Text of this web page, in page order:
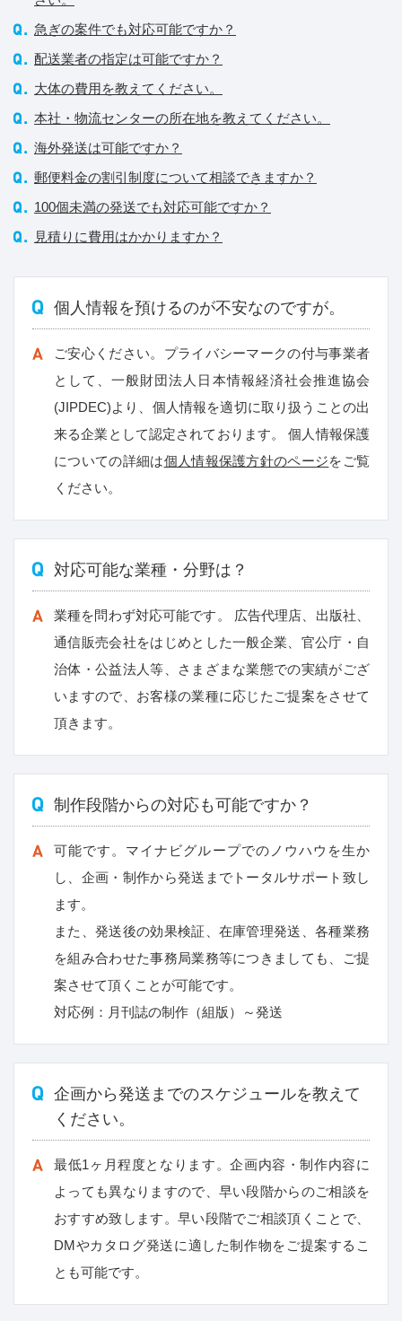
急ぎの案件でも対応可能ですか？
配送業者の指定は可能ですか？
大体の費用を教えてください。
本社・物流センターの所在地を教えてください。
海外発送は可能ですか？
郵便料金の割引制度について相談できますか？
100個未満の発送でも対応可能ですか？
見積りに費用はかかりますか？
個人情報を預けるのが不安なのですが。
ご安心ください。プライバシーマークの付与事業者
として、一般財団法人日本情報経済社会推進協会
(JIPDEC)より、個人情報を適切に取り扱うことの出
来る企業として認定されております。 個人情報保護
についての詳細は個人情報保護方針のページをご覧
ください。
対応可能な業種・分野は？
業種を問わず対応可能です。 広告代理店、出版社、
通信販売会社をはじめとした一般企業、官公庁・自
治体・公益法人等、さまざまな業態での実績がござ
いますので、お客様の業種に応じたご提案をさせて
頂きます。
制作段階からの対応も可能ですか？
可能です。マイナビグループでのノウハウを生か
し、企画・制作から発送までトータルサポート致し
ます。
また、発送後の効果検証、在庫管理発送、各種業務
を組み合わせた事務局業務等につきましても、ご提
案させて頂くことが可能です。
対応例：月刊誌の制作（組版）～発送
企画から発送までのスケジュールを教えて
ください。
最低1ヶ月程度となります。企画内容・制作内容に
よっても異なりますので、早い段階からのご相談を
おすすめ致します。早い段階でご相談頂くことで、
DMやカタログ発送に適した制作物をご提案するこ
とも可能です。